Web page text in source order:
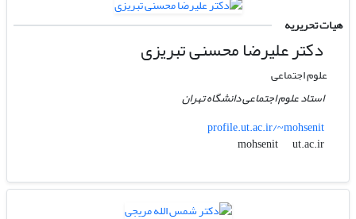
هیات تحریریه
دکتر علیرضا محسنی تبریزی
علوم اجتماعی
استاد علوم اجتماعی دانشگاه تهران
profile.ut.ac.ir/~mohsenit
mohsenit
ut.ac.ir